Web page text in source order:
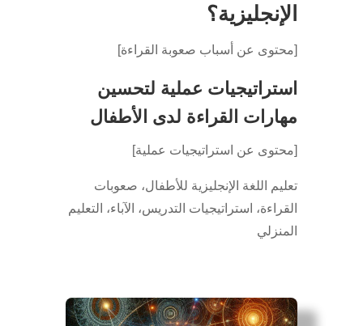
الإنجليزية؟
[محتوى عن أسباب صعوبة القراءة]
استراتيجيات عملية لتحسين
مهارات القراءة لدى الأطفال
[محتوى عن استراتيجيات عملية]
تعليم اللغة الإنجليزية للأطفال، صعوبات
القراءة، استراتيجيات التدريس، الآباء، التعليم
المنزلي